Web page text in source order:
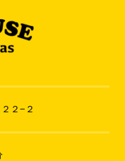
２−２